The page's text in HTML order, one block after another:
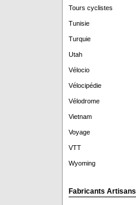
Tours cyclistes
Tunisie
Turquie
Utah
Vélocio
Vélocipédie
Vélodrome
Vietnam
Voyage
VTT
Wyoming
Fabricants Artisans